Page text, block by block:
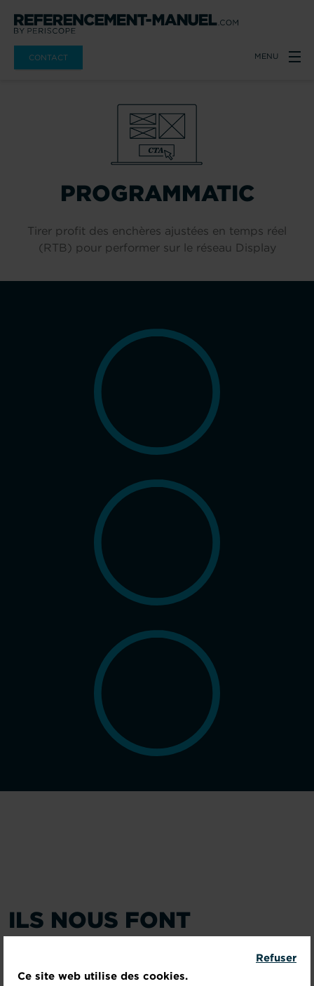
Refuser
Ce site web utilise des cookies.
MENU
CONTACT
PROGRAMMATIC
Tirer profit des enchères ajustées en temps réel
(RTB) pour performer sur le réseau Display
ILS NOUS FONT
CONFIANCE